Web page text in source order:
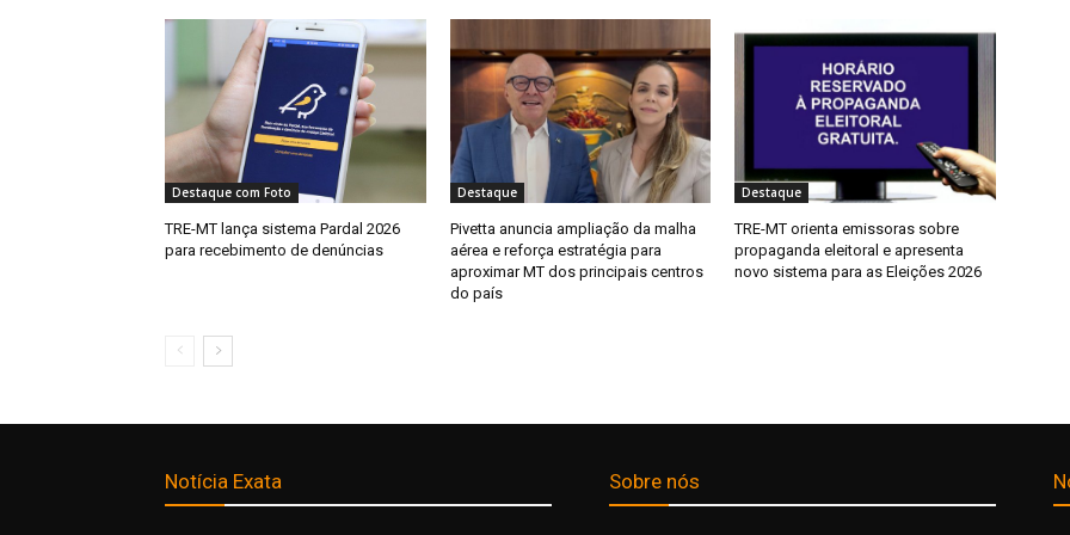
Destaque com Foto
TRE-MT lança sistema Pardal 2026
para recebimento de denúncias
Destaque
Pivetta anuncia ampliação da malha
aérea e reforça estratégia para
aproximar MT dos principais centros
do país
Destaque
TRE-MT orienta emissoras sobre
propaganda eleitoral e apresenta
novo sistema para as Eleições 2026
Notícia Exata Sobre nós